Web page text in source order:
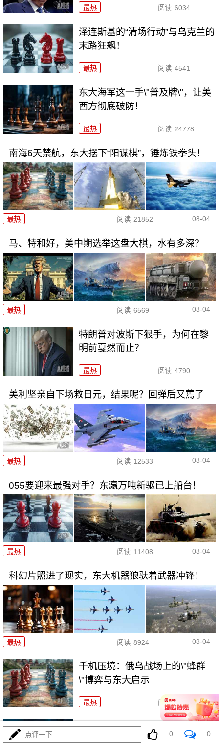
最热 阅读 6034
泽连斯基的“清场行动”与乌克兰的
末路狂飙！
最热 阅读 4541
东大海军这一手\"普及牌\"，让美
西方彻底破防！
最热 阅读 24778
南海6天禁航，东大摆下“阳谋棋”，锤炼铁拳头！
最热 阅读 21852 08-04
马、特和好，美中期选举这盘大棋，水有多深？
最热 阅读 6569 08-04
特朗普对波斯下狠手，为何在黎
明前戛然而止？
最热 阅读 4790
美利坚亲自下场救日元，结果呢？回弹后又蔫了
最热 阅读 12533 08-04
055要迎来最强对手？东瀛万吨新驱已上船台！
最热 阅读 11408 08-04
科幻片照进了现实，东大机器狼驮着武器冲锋！
最热 阅读 8924 08-04
千机压境：俄乌战场上的\"蜂群
\"博弈与东大启示
最热 阅读 8773
波斯要给中东\"物理断网\"，特朗
普忙递橄榄枝？
点评一下 0 0